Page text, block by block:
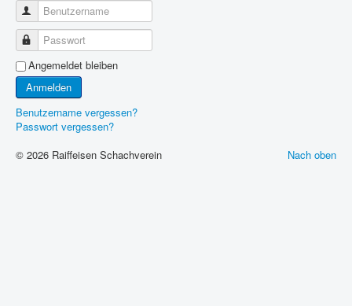
Benutzername
Passwort
Angemeldet bleiben
Anmelden
Benutzername vergessen?
Passwort vergessen?
Nach oben
© 2026 Raiffeisen Schachverein